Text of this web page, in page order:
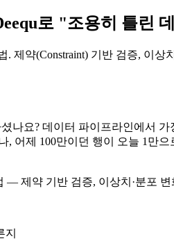
로 "조용히 틀린
약(Constraint) 기반 검증, 이
나요? 데이터 파이프라인에서
, 어제 100만이던 행이 오늘 1만
— 제약 기반 검증, 이상치·분포